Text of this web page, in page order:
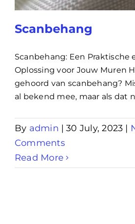
Lening
Overwaarde
over advies nederland
Renovlies
Scanbehang
Scanbehang: Een Praktische
Oplossing voor Jouw Muren
gehoord van scanbehang?
al bekend mee, maar als dat
By admin | 30 July, 2023 |
Comments
Read More